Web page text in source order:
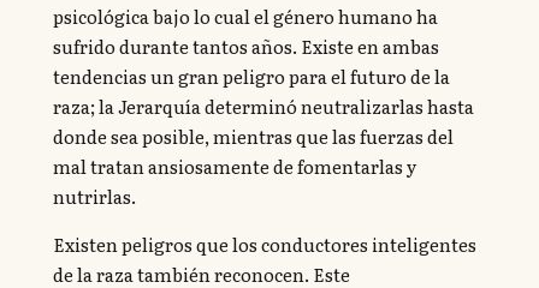
psicológica bajo lo cual el género humano ha
sufrido durante tantos años. Existe en ambas
tendencias un gran peligro para el futuro de la
raza; la Jerarquía determinó neutralizarlas hasta
donde sea posible, mientras que las fuerzas del
mal tratan ansiosamente de fomentarlas y
nutrirlas.
Existen peligros que los conductores inteligentes
de la raza también reconocen. Este